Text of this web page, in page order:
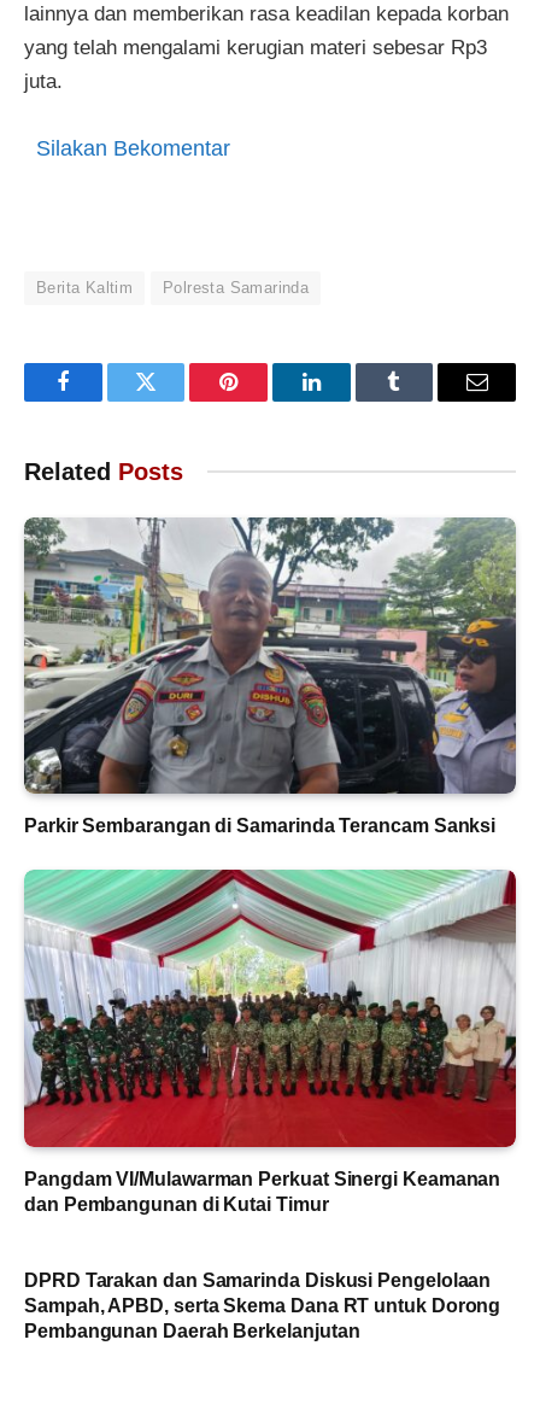
lainnya dan memberikan rasa keadilan kepada korban
yang telah mengalami kerugian materi sebesar Rp3
juta.
Silakan Bekomentar
Berita Kaltim Polresta Samarinda
FacebookTwitter Pinterest LinkedInTumblr Email
Related Posts
Parkir Sembarangan di Samarinda Terancam Sanksi
Pangdam VI/Mulawarman Perkuat Sinergi Keamanan
dan Pembangunan di Kutai Timur
DPRD Tarakan dan Samarinda Diskusi Pengelolaan
Sampah, APBD, serta Skema Dana RT untuk Dorong
Pembangunan Daerah Berkelanjutan